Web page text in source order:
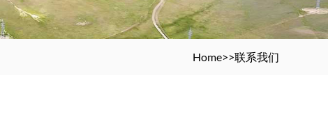
Home>>联系我们